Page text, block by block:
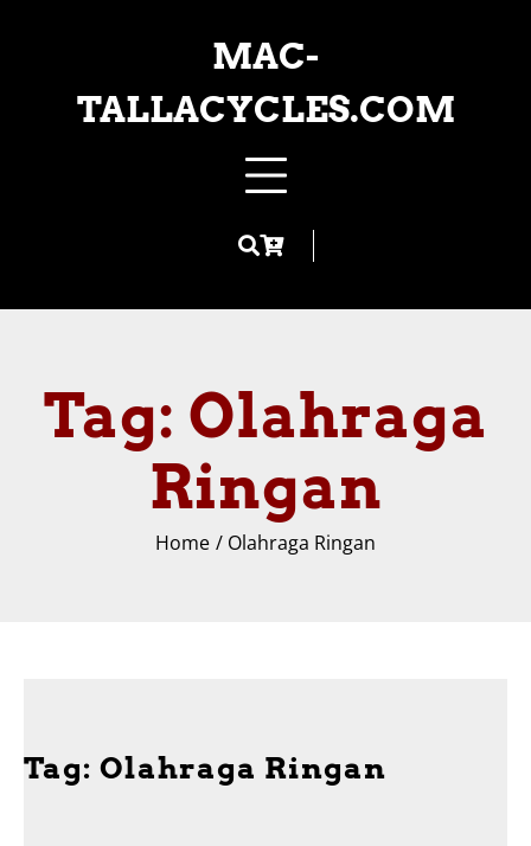
MAC-
TALLACYCLES.COM
Tag: Olahraga
Ringan
Home Olahraga Ringan
Tag: Olahraga Ringan